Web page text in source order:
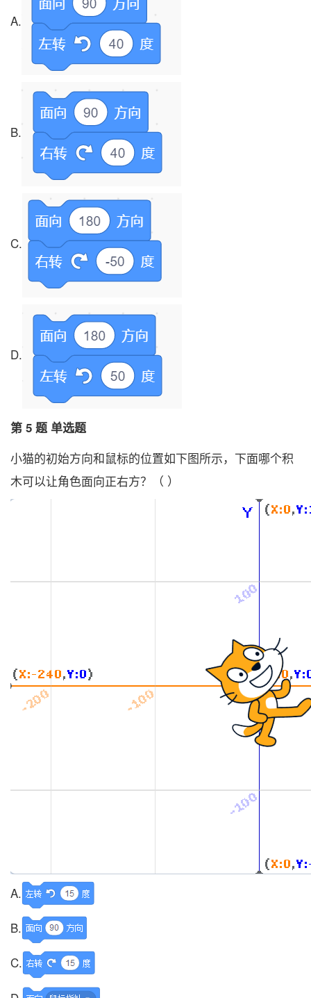
A.
B.
C.
D.
第 5 题 单选题
小猫的初始方向和鼠标的位置如下图所示，下面哪个积
木可以让角色面向正右方？（ ）
A.
B.
C.